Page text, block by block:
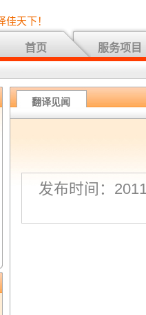
佳天下！
首页 服务项目
翻译见闻
发布时间：